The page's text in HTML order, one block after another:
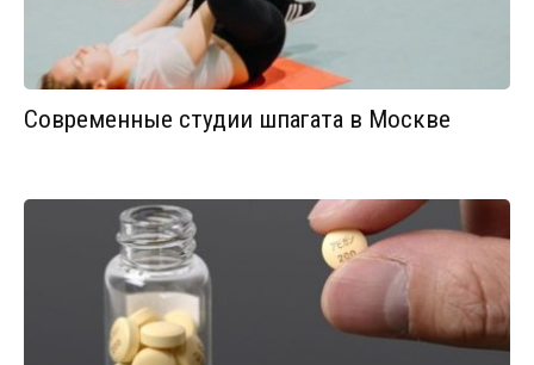
Современные студии шпагата в Москве